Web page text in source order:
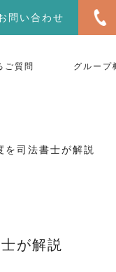
問い合わせ
ご質問 グループ
司法書士が解説
が解説